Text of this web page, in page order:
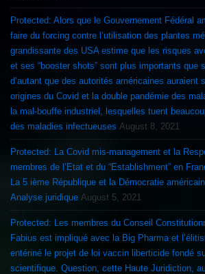
Protected: Alors que le Gouvernement Fédéral
faire du forcing contre l’utilisation des plantes
grandissante des USA estime que les risques
et ses “booster shots” sont plus importants que
d’autant que des autorités américaines auraient
origines du Covid et la double pandémie des
la mal-bouffe industriel, lesquelles tuent
des maladies infectueuses August 8, 2021
Protected: La Covid mis-management et la
membres de l’Etat et du “Establishment” en
La 5 ième République et la Démocratie
Analyse juridique August 5, 2021
Protected: Les membres du Conseil
Fabius est impliqué avec la Big Pharma et
entériné le projet de loi vaccin liberticide fondé
scientifique. Question, cette Haute Juridiction,